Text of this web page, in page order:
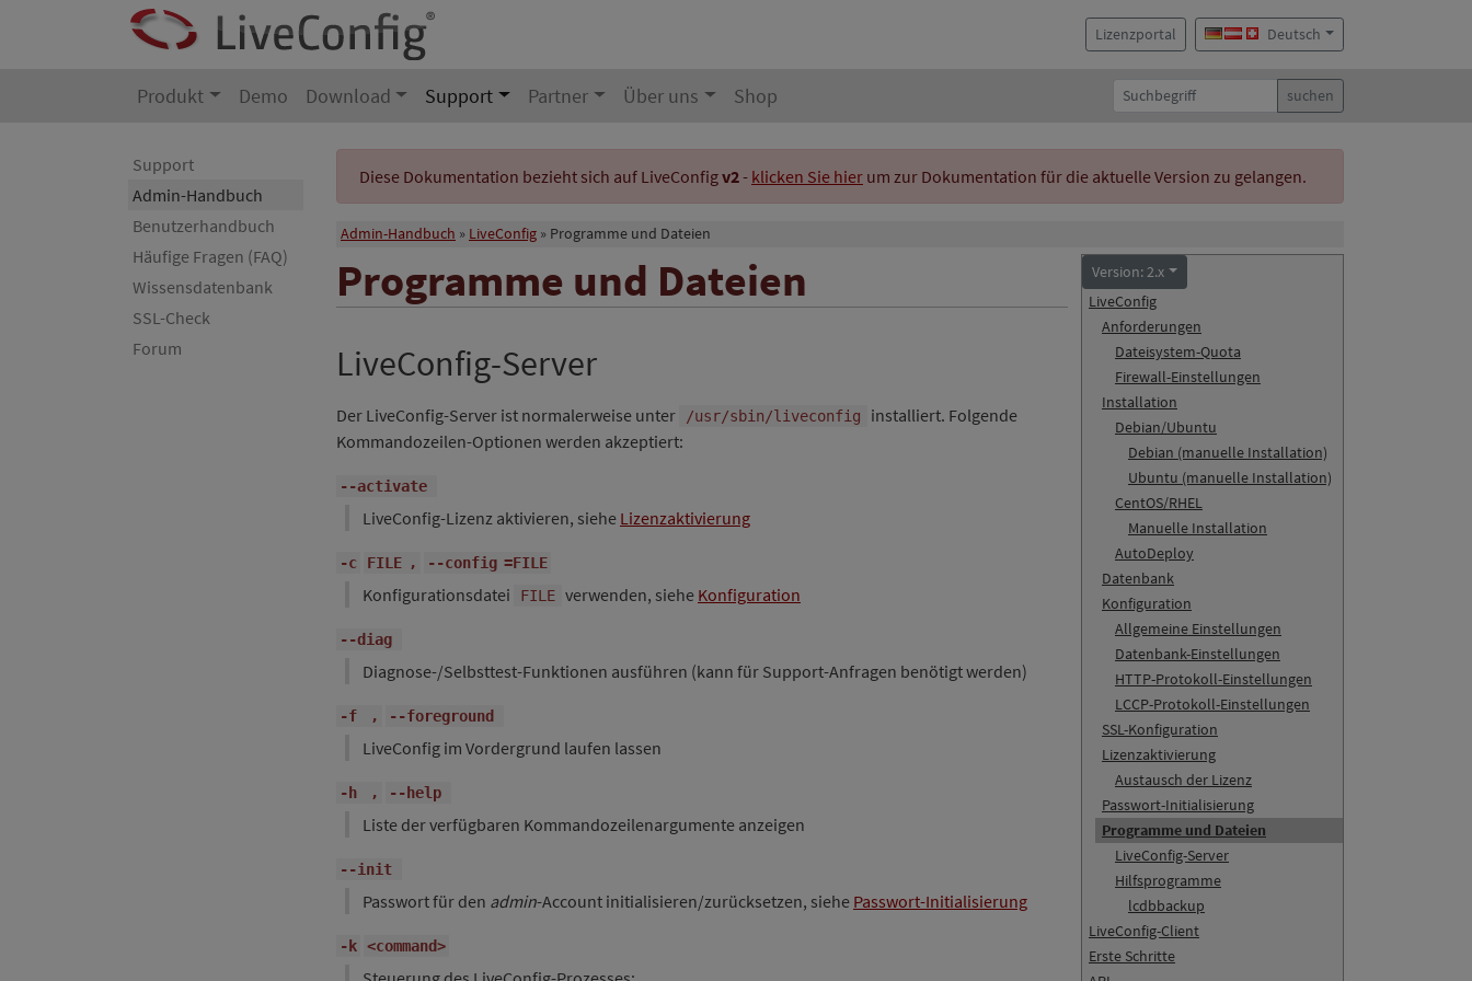
Lizenzportal Deutsch
Produkt Demo Download Support Partner Über uns Shop suchen
Support
Admin-Handbuch
Benutzerhandbuch
Häufige Fragen (FAQ)
Wissensdatenbank
SSL-Check
Forum
Diese Dokumentation bezieht sich auf LiveConfigv2- klicken Sie hier um zur Dokumentation für die aktuelle Version zu gelangen.
Admin-Handbuch LiveConfig Programme und Dateien
Version: 2.x
LiveConfig
Anforderungen
Dateisystem-Quota
Firewall-Einstellungen
Installation
Debian/Ubuntu
Debian (manuelle Installation)
Ubuntu (manuelle Installation)
CentOS/RHEL
Manuelle Installation
AutoDeploy
Datenbank
Konfiguration
Allgemeine Einstellungen
Datenbank-Einstellungen
HTTP-Protokoll-Einstellungen
LCCP-Protokoll-Einstellungen
SSL-Konfiguration
Lizenzaktivierung
Austausch der Lizenz
Passwort-Initialisierung
Programme und Dateien
LiveConfig-Server
Hilfsprogramme
lcdbbackup
LiveConfig-Client
Erste Schritte
Programme und Dateien
LiveConfig-Server
Der LiveConfig-Server ist normalerweise unter /usr/sbin/liveconfig
installiert. Folgende
Kommandozeilen-Optionen werden akzeptiert:
--activate
LiveConfig-Lizenz aktivieren, siehe Lizenzaktivierung
-c FILE , --config =FILE
Konfigurationsdatei FILE verwenden, siehe Konfiguration
--diag
Diagnose-/Selbsttest-Funktionen ausführen (kann für Support-Anfragen benötigt werden)
-f , --foreground
LiveConfig im Vordergrund laufen lassen
-h , --help
Liste der verfügbaren Kommandozeilenargumente anzeigen
--init
Passwort für den admin-Account initialisieren/zurücksetzen, siehe Passwort-Initialisierung
-k <command>